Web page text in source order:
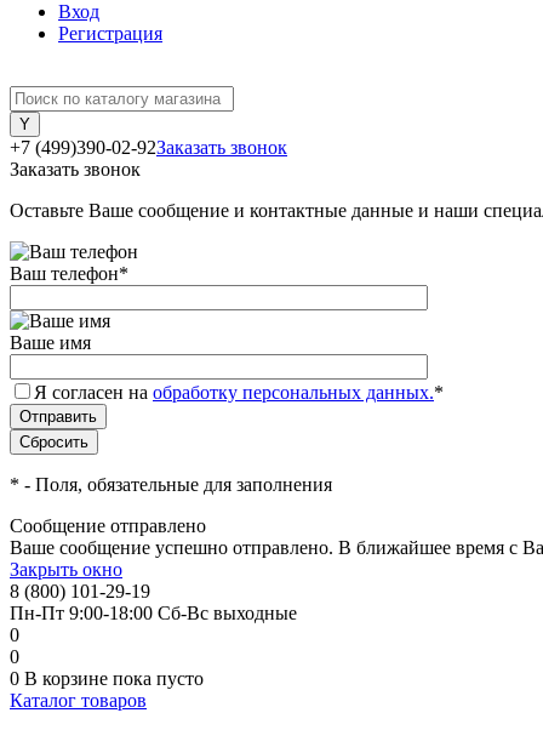
Вход
Регистрация
+7 (499)390-02-92Заказать звонок
Заказать звонок
Оставьте Ваше сообщение и контактные данные и наши
Ваш телефон*
Ваше имя
Я согласен на обработку персональных данных.*
* - Поля, обязательные для заполнения
Сообщение отправлено
Ваше сообщение успешно отправлено. В ближайшее время с
Закрыть окно
8 (800) 101-29-19
Пн-Пт 9:00-18:00 Сб-Вс выходные
0
0
0 В корзине пока пусто
Каталог товаров